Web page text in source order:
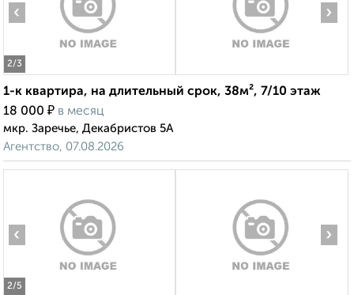
2/3
‹ ›
1-к квартира, на длительный срок, 38м², 7/10 этаж
18 000 ₽ в месяц
мкр. Заречье, Декабристов 5А
Агентство, 07.08.2026
2/5
‹ ›